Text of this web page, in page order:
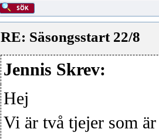
RE: Säsongsstart 22/8
Jennis Skrev:
Hej
Vi är två tjejer som